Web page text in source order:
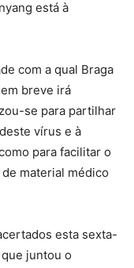
está à
com a qual Braga
breve irá
se para partilhar
vírus e à
para facilitar o
material médico
esta sexta-
juntou o